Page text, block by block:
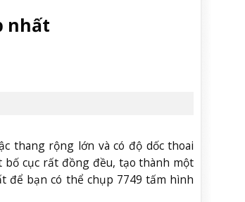
nhất
thang rộng lớn và có độ dốc thoai
cục rất đồng đều, tạo thành một
để bạn có thể chụp 7749 tấm hình